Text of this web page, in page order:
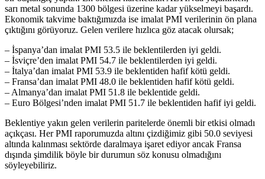
sarı metal sonunda 1300 bölgesi üzerine kadar yükselmeyi başardı.
Ekonomik takvime baktığımızda ise imalat PMI verilerinin ön plana
çıktığını görüyoruz. Gelen verilere hızlıca göz atacak olursak;
– İspanya’dan imalat PMI 53.5 ile beklentilerden iyi geldi.
– İsviçre’den imalat PMI 54.7 ile beklentilerden iyi geldi.
– İtalya’dan imalat PMI 53.9 ile beklentiden hafif kötü geldi.
– Fransa’dan imalat PMI 48.0 ile beklentiden hafif kötü geldi.
– Almanya’dan imalat PMI 51.8 ile beklentide geldi.
– Euro Bölgesi’nden imalat PMI 51.7 ile beklentiden hafif iyi geldi.
Beklentiye yakın gelen verilerin paritelerde önemli bir etkisi olmadı
açıkçası. Her PMI raporumuzda altını çizdiğimiz gibi 50.0 seviyesi
altında kalınması sektörde daralmaya işaret ediyor ancak Fransa
dışında şimdilik böyle bir durumun söz konusu olmadığını
söyleyebiliriz.